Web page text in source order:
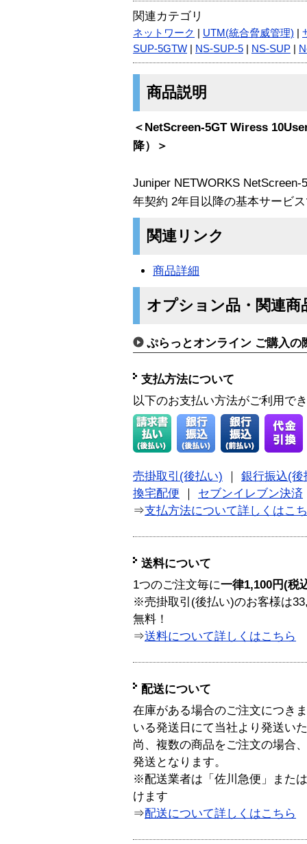
関連カテゴリ
ネットワーク UTM(統合脅威管理)
SUP-5GTW
NS-SUP-5 NS-SUP
商品説明
＜NetScreen-5GT Wiress
降）＞
Juniper NETWORKS
年契約 2年目以降の基本サービ
関連リンク
商品詳細
オプション品・関連商
ぷらっとオンライン ご購入の
支払方法について
以下のお支払い方法がご利用で
売掛取引(後払い)
銀行振込(後
換宅配便
セブンイレブン決済
⇒支払方法について詳しくはこ
送料について
1つのご注文毎に一律1,100円(税
※売掛取引(後払い)のお客様は
無料！
⇒送料について詳しくはこちら
配送について
在庫がある場合のご注文につき
いる発送日にて当社より発送い
尚、複数の商品をご注文の場合
発送となります。
※配送業者は「佐川急便」また
けます
⇒配送について詳しくはこちら